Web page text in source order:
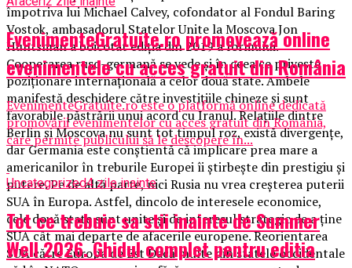
împotriva lui Michael Calvey, cofondator al Fondul Baring
Vostok, ambasadorul Statelor Unite la Moscova Jon
Huntsman a boicotat ediția din 2019 a formului.
Cooperarea ruso-germană se vede şi în ceea ce priveşte
poziţionare internaţională a celor două state. Ambele
manifestă deschidere către investiţiile chineze şi sunt
favorabile păstrării unui acord cu Iranul. Relaţiile dintre
Berlin şi Moscova nu sunt tot timpul roz, există divergenţe,
dar Germania este conştientă că implicare prea mare a
americanilor în treburile Europei îi ştirbeşte din prestigiu şi
putere. Pe de altă parte, nici Rusia nu vrea creşterea puterii
SUA în Europa. Astfel, dincolo de interesele economice,
cele două state sunt unite şi de interesul strategic de a ţine
SUA cât mai departe de afacerile europene. Reorientarea
SUA către Europa de Est Dacă multe din statele occidentale
EvenimenteGratuite.ro promovează online
evenimentele cu acces gratuit din România
EvenimenteGratuite.ro este o platformă online dedicată
promovării evenimentelor cu acces gratuit din România,
care permite publicului să le descopere în...
Uncategorized4 zile inainte
Tot ce trebuie sa stii inainte de Summer
Well 2026. Ghidul complet pentru editia